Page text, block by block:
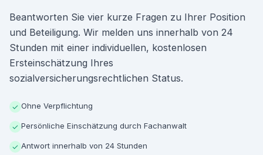
Beantworten Sie vier kurze Fragen zu Ihrer Position
und Beteiligung. Wir melden uns innerhalb von 24
Stunden mit einer individuellen, kostenlosen
Ersteinschätzung Ihres
sozialversicherungsrechtlichen Status.
✓ Ohne Verpflichtung
✓ Persönliche Einschätzung durch Fachanwalt
✓ Antwort innerhalb von 24 Stunden